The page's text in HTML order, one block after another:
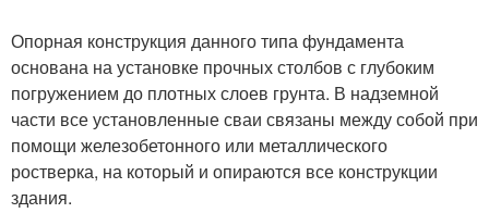
Опорная конструкция данного типа фундамента
основана на установке прочных столбов с глубоким
погружением до плотных слоев грунта. В надземной
части все установленные сваи связаны между собой при
помощи железобетонного или металлического
ростверка, на который и опираются все конструкции
здания.